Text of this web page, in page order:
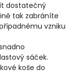
dostatečný
tak zabráníte
vzniku
sáček.
koše do